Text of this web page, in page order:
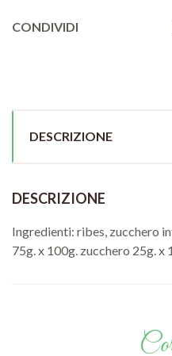
CONDIVIDI
DESCRIZIONE
DESCRIZIONE
Ingredienti: ribes, zucchero
75g. x 100g. zucchero 25g. x